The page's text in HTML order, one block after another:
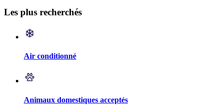
Les plus recherchés
Air conditionné
Animaux domestiques acceptés